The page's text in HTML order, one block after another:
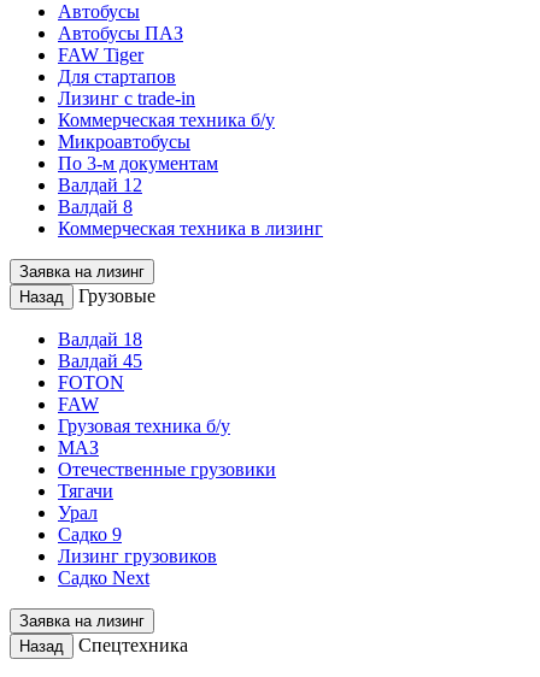
Автобусы
Автобусы ПАЗ
FAW Tiger
Для стартапов
Лизинг с trade-in
Коммерческая техника б/у
Микроавтобусы
По 3-м документам
Валдай 12
Валдай 8
Коммерческая техника в лизинг
Заявка на лизинг
Назад
Грузовые
Валдай 18
Валдай 45
FOTON
FAW
Грузовая техника б/у
МАЗ
Отечественные грузовики
Тягачи
Урал
Садко 9
Лизинг грузовиков
Садко Next
Заявка на лизинг
Назад
Спецтехника